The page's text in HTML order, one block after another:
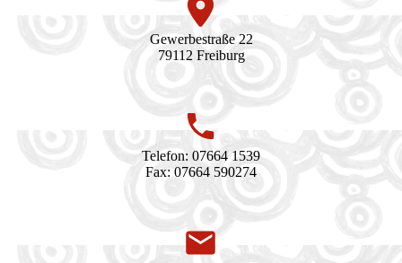
Gewerbestraße 22
79112 Freiburg
Telefon: 07664 1539
Fax: 07664 590274